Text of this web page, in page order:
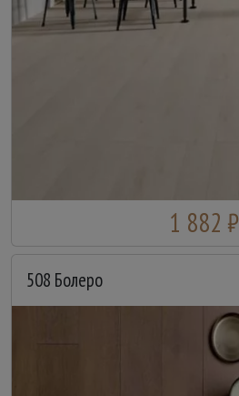
1 882 ₽
508 Болеро